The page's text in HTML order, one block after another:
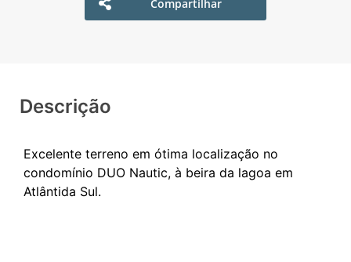
Compartilhar
Descrição
Excelente terreno em ótima localização no
condomínio DUO Nautic, à beira da lagoa em